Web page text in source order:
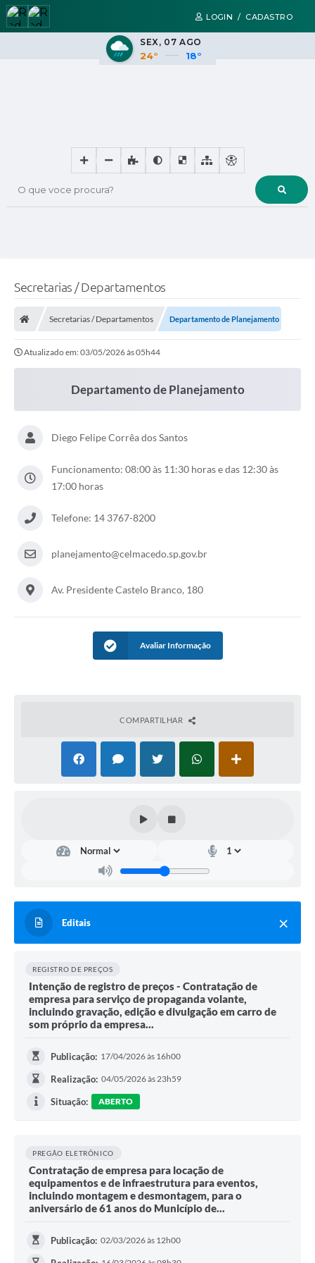
LOGIN / CADASTRO
O que voce procura?
SEX 07 AGO
24° 18°
Secretarias / Departamentos
Secretarias / Departamentos Departamento de Planejamento
Atualizado em: 03/05/2026 às 05h44
Departamento de Planejamento
Diego Felipe Corrêa dos Santos
Funcionamento: 08:00 às 11:30 horas e das 12:30 às
17:00 horas
Telefone: 14 3767-8200
planejamento@celmacedo.sp.gov.br
Av. Presidente Castelo Branco, 180
Avaliar Informação
COMPARTILHAR
Editais
REGISTRO DE PREÇOS
Intenção de registro de preços - Contratação de
empresa para serviço de propaganda volante,
incluindo gravação, edição e divulgação em carro de
som próprio da empresa...
Publicação: 17/04/2026 às 16h00
Realização: 04/05/2026 às 23h59
Situação: ABERTO
PREGÃO ELETRÔNICO
Contratação de empresa para locação de
equipamentos e de infraestrutura para eventos,
incluindo montagem e desmontagem, para o
aniversário de 61 anos do Município de...
Publicação: 02/03/2026 às 12h00